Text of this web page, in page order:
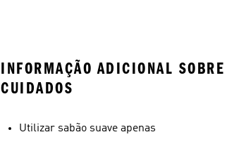
INFORMAÇÃO ADICIONAL SOBRE
CUIDADOS
Utilizar sabão suave apenas